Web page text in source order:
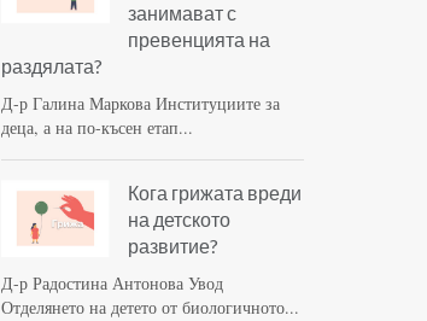
занимават с
превенцията на
раздялата?
Д-р Галина Маркова Институциите за
деца, а на по-късен етап...
Кога грижата вреди
на детското
развитие?
Д-р Радостина Антонова Увод
Отделянето на детето от биологичното...